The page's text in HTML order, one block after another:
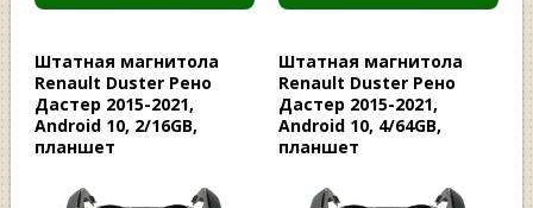
Штатная магнитола
Renault Duster Рено
Дастер 2015-2021,
Android 10, 2/16GB,
планшет
Штатная магнитола
Renault Duster Рено
Дастер 2015-2021,
Android 10, 4/64GB,
планшет